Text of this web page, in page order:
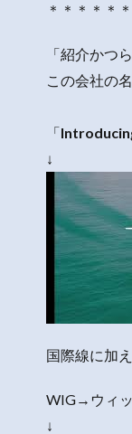
＊＊＊＊＊
「紹介かつ
この会社の
「
↓
国際線に加
WIG→ウィ
↓